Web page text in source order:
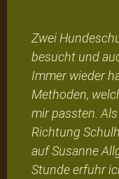
Zwei
besucht und
Immer wieder
Methoden,
mir passten.
Richtung
auf Susanne
Stunde erfuhr